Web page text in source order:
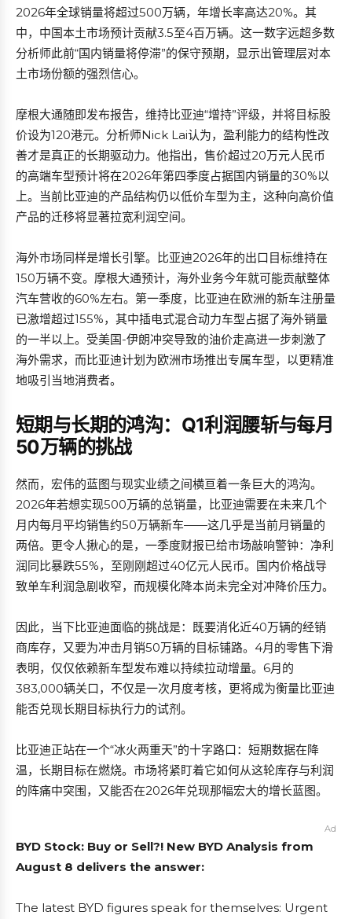
2026年全球销量将超过500万辆，年增长率高达20%。其
中，中国本土市场预计贡献3.5至4百万辆。这一数字远超多数
分析师此前“国内销量将停滞”的保守预期，显示出管理层对本
土市场份额的强烈信心。
摩根大通随即发布报告，维持比亚迪“增持”评级，并将目标股
价设为120港元。分析师Nick Lai认为，盈利能力的结构性改
善才是真正的长期驱动力。他指出，售价超过20万元人民币
的高端车型预计将在2026年第四季度占据国内销量的30%以
上。当前比亚迪的产品结构仍以低价车型为主，这种向高价值
产品的迁移将显著拉宽利润空间。
海外市场同样是增长引擎。比亚迪2026年的出口目标维持在
150万辆不变。摩根大通预计，海外业务今年就可能贡献整体
汽车营收的60%左右。第一季度，比亚迪在欧洲的新车注册量
已激增超过155%，其中插电式混合动力车型占据了海外销量
的一半以上。受美国-伊朗冲突导致的油价走高进一步刺激了
海外需求，而比亚迪计划为欧洲市场推出专属车型，以更精准
地吸引当地消费者。
短期与长期的鸿沟：Q1利润腰斩与每月
50万辆的挑战
然而，宏伟的蓝图与现实业绩之间横亘着一条巨大的鸿沟。
2026年若想实现500万辆的总销量，比亚迪需要在未来几个
月内每月平均销售约50万辆新车——这几乎是当前月销量的
两倍。更令人揪心的是，一季度财报已给市场敲响警钟：净利
润同比暴跌55%，至刚刚超过40亿元人民币。国内价格战导
致单车利润急剧收窄，而规模化降本尚未完全对冲降价压力。
因此，当下比亚迪面临的挑战是：既要消化近40万辆的经销
商库存，又要为冲击月销50万辆的目标铺路。4月的零售下滑
表明，仅仅依赖新车型发布难以持续拉动增量。6月的
383,000辆关口，不仅是一次月度考核，更将成为衡量比亚迪
能否兑现长期目标执行力的试剂。
比亚迪正站在一个“冰火两重天”的十字路口：短期数据在降
温，长期目标在燃烧。市场将紧盯着它如何从这轮库存与利润
的阵痛中突围，又能否在2026年兑现那幅宏大的增长蓝图。
Ad
BYD Stock: Buy or Sell?! New BYD Analysis from
August 8 delivers the answer:
The latest BYD figures speak for themselves: Urgent